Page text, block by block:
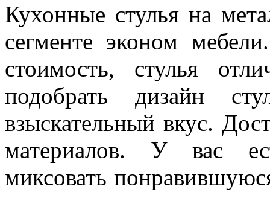
Кухонные стулья на
сегменте эконом
стоимость, стулья
подобрать дизайн
взыскательный вкус.
материалов. У вас
миксовать